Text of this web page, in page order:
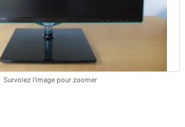
Survolez l'image pour zoomer